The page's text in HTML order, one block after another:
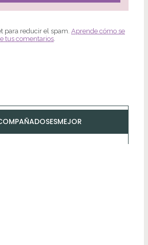
para reducir el spam. Aprende cómo se
tus comentarios.